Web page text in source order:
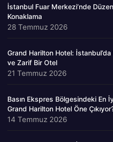
İstanbul Fuar Merkezi’nde
Konaklama
28 Temmuz 2026
Grand Harilton Hotel:
ve Zarif Bir Otel
21 Temmuz 2026
Basın Ekspres Bölgesindeki En
Grand Harilton Hotel Öne
14 Temmuz 2026